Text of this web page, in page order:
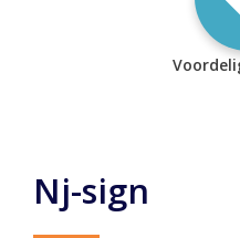
Nj-sign